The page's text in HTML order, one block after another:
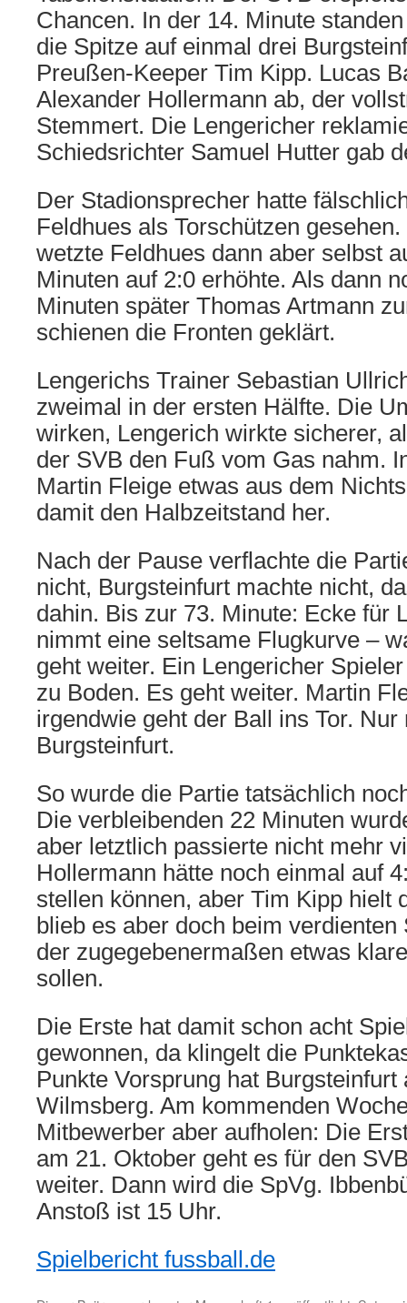
Chancen. In der 14. Minute
die Spitze auf einmal drei
Preußen-Keeper Tim Kipp. Lucas
Alexander Hollermann ab, der
Stemmert. Die Lengericher
Schiedsrichter Samuel Hutter gab
Der Stadionsprecher hatte
Feldhues als Torschützen
wetzte Feldhues dann aber selbst
Minuten auf 2:0 erhöhte. Als dann
Minuten später Thomas Artmann
schienen die Fronten geklärt.
Lengerichs Trainer Sebastian
zweimal in der ersten Hälfte. Die
wirken, Lengerich wirkte sicherer,
der SVB den Fuß vom Gas nahm.
Martin Fleige etwas aus dem
damit den Halbzeitstand her.
Nach der Pause verflachte die
nicht, Burgsteinfurt machte nicht,
dahin. Bis zur 73. Minute: Ecke für
nimmt eine seltsame Flugkurve –
geht weiter. Ein Lengericher
zu Boden. Es geht weiter. Martin
irgendwie geht der Ball ins Tor. Nur
Burgsteinfurt.
So wurde die Partie tatsächlich
Die verbleibenden 22 Minuten
aber letztlich passierte nicht mehr
Hollermann hätte noch einmal auf
stellen können, aber Tim Kipp hielt
blieb es aber doch beim verdienten
der zugegebenermaßen etwas
sollen.
Die Erste hat damit schon acht
gewonnen, da klingelt die
Punkte Vorsprung hat Burgsteinfurt
Wilmsberg. Am kommenden
Mitbewerber aber aufholen: Die
am 21. Oktober geht es für den
weiter. Dann wird die SpVg.
Anstoß ist 15 Uhr.
Spielbericht fussball.de